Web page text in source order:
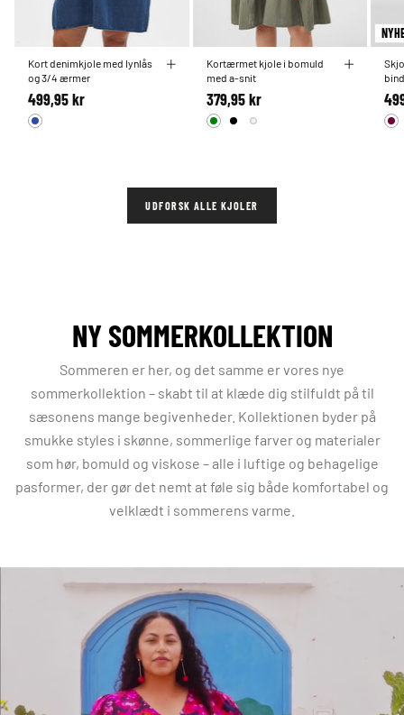
Kort denimkjole med lynlås
og 3/4 ærmer
499,95 kr
Kortærmet kjole i bomuld
med a-snit
379,95 kr
UDFORSK ALLE KJOLER
NY SOMMERKOLLEKTION
Sommeren er her, og det samme er vores nye
sommerkollektion – skabt til at klæde dig stilfuldt på til
sæsonens mange begivenheder. Kollektionen byder på
smukke styles i skønne, sommerlige farver og materialer
som hør, bomuld og viskose – alle i luftige og behagelige
pasformer, der gør det nemt at føle sig både komfortabel og
velklædt i sommerens varme.